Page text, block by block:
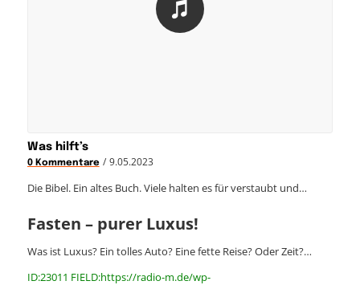
Was hilft’s
0 Kommentare / 9.05.2023
Die Bibel. Ein altes Buch. Viele halten es für verstaubt und…
Fasten – purer Luxus!
Was ist Luxus? Ein tolles Auto? Eine fette Reise? Oder Zeit?…
ID:23011 FIELD:https://radio-m.de/wp-